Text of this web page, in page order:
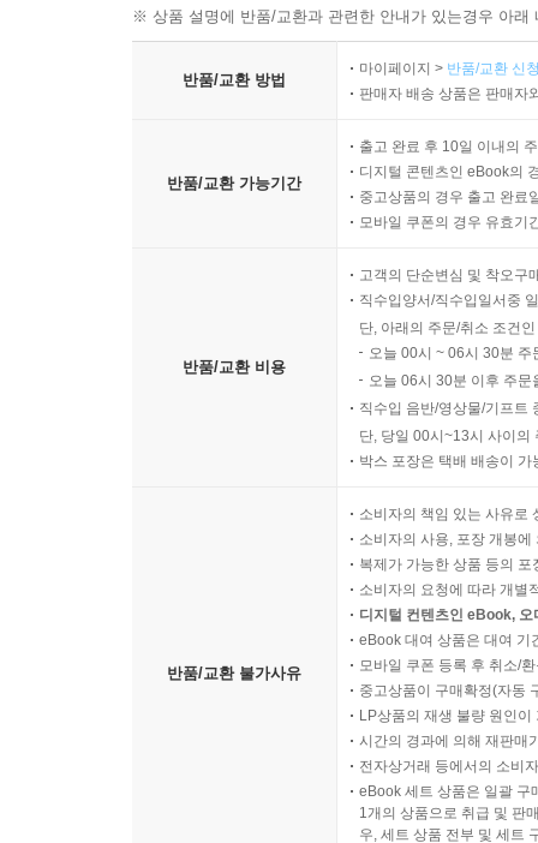
※ 상품 설명에 반품/교환과 관련한 안내가 있는경우 아
반품/교환 방법
마이페이지 > 반품/교환 신
판매자 배송 상품은 판매자
반품/교환 가능기간
출고 완료 후 10일 이내의
디지털 콘텐츠인 eBook의
중고상품의 경우 출고 완료
모바일 쿠폰의 경우 유효기
반품/교환 비용
고객의 단순변심 및 착오구
직수입양서/직수입일서중
단, 아래의 주문/취소 조건
오늘 00시 ~ 06시 30분
오늘 06시 30분 이후 주
직수입 음반/영상물/기프트
단, 당일 00시~13시 사이의
박스 포장은 택배 배송이
반품/교환 불가사유
소비자의 책임 있는 사유로
소비자의 사용, 포장 개봉
복제가 가능한 상품 등의
소비자의 요청에 따라 개별
디지털 컨텐츠인 eBook,
eBook 대여 상품은 대여 기
모바일 쿠폰 등록 후 취소/
중고상품이 구매확정(자동
LP상품의 재생 불량 원인
시간의 경과에 의해 재판매
전자상거래 등에서의 소비
eBook 세트 상품은 일괄 구
1개의 상품으로 취급 및 판
우, 세트 상품 전부 및 세트